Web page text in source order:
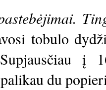
tobulo
į
du